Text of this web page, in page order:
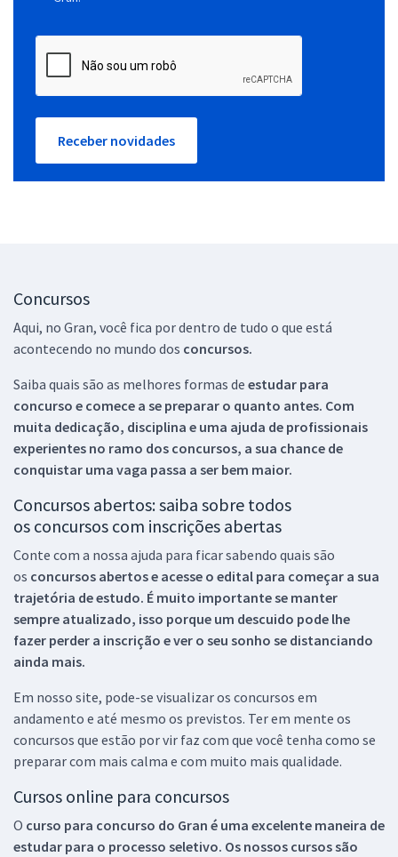
Receber novidades
Concursos
Aqui, no Gran, você fica por dentro de tudo o que está
acontecendo no mundo dos concursos.
Saiba quais são as melhores formas de estudar para
concurso e comece a se preparar o quanto antes. Com
muita dedicação, disciplina e uma ajuda de profissionais
experientes no ramo dos concursos, a sua chance de
conquistar uma vaga passa a ser bem maior.
Concursos abertos: saiba sobre todos
os concursos com inscrições abertas
Conte com a nossa ajuda para ficar sabendo quais são
os concursos abertos e acesse o edital para começar a sua
trajetória de estudo. É muito importante se manter
sempre atualizado, isso porque um descuido pode lhe
fazer perder a inscrição e ver o seu sonho se distanciando
ainda mais.
Em nosso site, pode-se visualizar os concursos em
andamento e até mesmo os previstos. Ter em mente os
concursos que estão por vir faz com que você tenha como se
preparar com mais calma e com muito mais qualidade.
Cursos online para concursos
O curso para concurso do Gran é uma excelente maneira de
estudar para o processo seletivo. Os nossos cursos são